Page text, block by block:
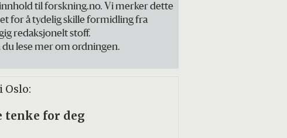
til forskning.no. Vi merker dette
for å tydelig skille formidling fra
redaksjonelt stoff.
du lese mer om ordningen.
Oslo:
for deg